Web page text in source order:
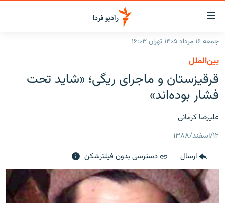
لینک‌های
قابلیت
دسترسی
بازگشت
منوی
اصلی
رفتن
صفحه
ایران
جهان
فرکانس‌ها
پادکست
گزارش‌های تصویری
گزارش‌های ویدئویی
زنان فردا
English
جمعه ۱۶ مرداد ۱۴۰۵ تهران ۱۶:۰۳
بین‌الملل
قرقیزستان و ماجرای ریگی؛ «شاید تحت
فشار بوده‌اند»
علیرضا کرمانی
۱۲/اسفند/۱۳۸۸
ارسال
دسترسی بدون فیلترشکن